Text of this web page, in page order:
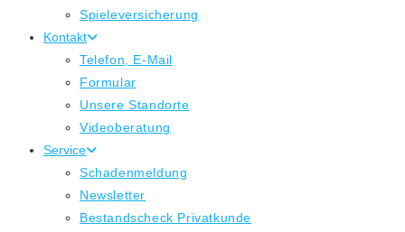
Spieleversicherung
Kontakt
Telefon, E-Mail
Formular
Unsere Standorte
Videoberatung
Service
Schadenmeldung
Newsletter
Bestandscheck Privatkunde